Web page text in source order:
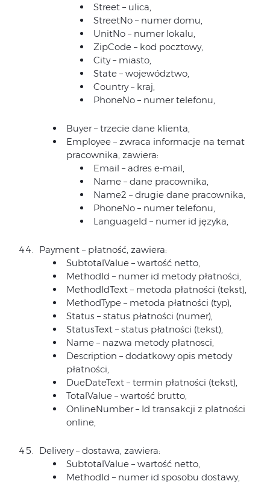
Street – ulica,
StreetNo – numer domu,
UnitNo – numer lokalu,
ZipCode – kod pocztowy,
City – miasto,
State – województwo,
Country – kraj,
PhoneNo – numer telefonu,
Buyer – trzecie dane klienta,
Employee – zwraca informacje na temat
pracownika, zawiera:
Email – adres e-mail,
Name – dane pracownika,
Name2 – drugie dane pracownika,
PhoneNo – numer telefonu,
LanguageId – numer id języka,
Payment – płatność, zawiera:
SubtotalValue – wartość netto,
MethodId – numer id metody płatności,
MethodIdText – metoda płatności (tekst),
MethodType – metoda płatności (typ),
Status – status płatności (numer),
StatusText – status płatności (tekst),
Name – nazwa metody płatnosci,
Description – dodatkowy opis metody
płatności,
DueDateText – termin płatności (tekst),
TotalValue – wartość brutto,
OnlineNumber – Id transakcji z platności
online,
Delivery – dostawa, zawiera:
SubtotalValue – wartość netto,
MethodId – numer id sposobu dostawy,